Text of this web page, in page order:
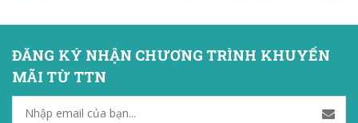
ĐĂNG KÝ NHẬN CHƯƠNG TRÌNH KHUYẾN
MÃI TỪ TTN